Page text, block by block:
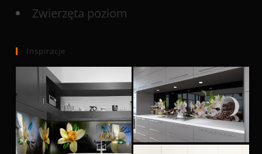
Zwierzęta poziom
Inspiracje